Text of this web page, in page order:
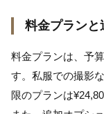
料金プランと
料金プランは、予
す。私服での撮影
限のプランは